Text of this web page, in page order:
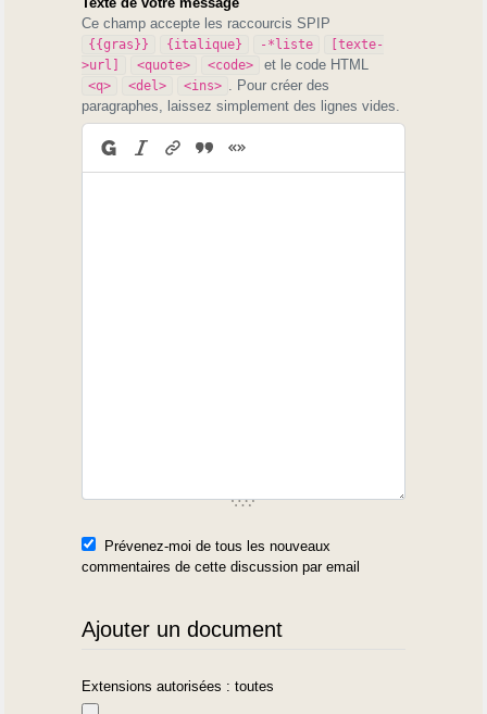
Ce champ accepte les raccourcis SPIP
{{gras}} {italique} -*liste
[texte-
>url]
<quote> <code> et le code HTML
<q> <del> <ins>
. Pour créer des
paragraphes, laissez simplement des lignes vides.
Prévenez-moi de tous les nouveaux
commentaires de cette discussion par email
Ajouter un document
Extensions autorisées : toutes